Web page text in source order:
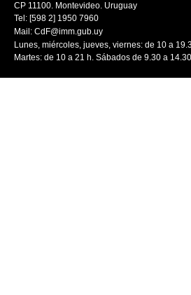
CP 11100. Montevideo. Uruguay
Tel: [598 2] 1950 7960
Mail: CdF@imm.gub.uy
Lunes, miércoles, jueves, viernes: de 10 a
Martes: de 10 a 21 h. Sábados de 9.30 a